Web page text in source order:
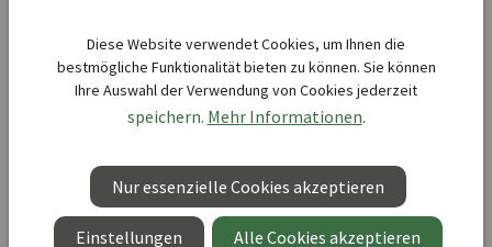
Korbblütler gelten als Bodenmuntermacher.
Diese Mischung aus u. a. Ringelblumen, Gaillardien und
reinigt, aktiviert, bedeckt und schützt den Boden. Tagetes
als natürliche und biologische Nematodenbekämpfung
sind ebenfalls in der attraktiv blühenden Mischung
Diese Website verwendet Cookies, um Ihnen die
bestmögliche Funktionalität bieten zu können. Sie können
Ihre Auswahl der Verwendung von Cookies jederzeit
speichern. Mehr Informationen.
Nur essenzielle Cookies akzeptieren
Einstellungen Alle Cookies akzeptieren